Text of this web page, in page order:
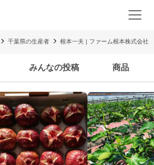
千葉県の生産者 根本一夫 | ファーム根本株式会社
みんなの投稿 商品